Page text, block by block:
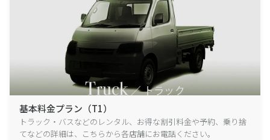
基本料金プラン（T1）
トラック・バスなどのレンタル、お得な割引料金や予約、乗り捨
てなどの詳細は、こちらから各店舗にお電話ください。